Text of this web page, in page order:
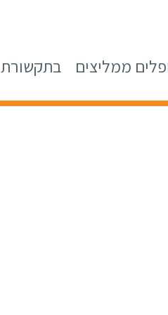
ממליצים בתקשורת